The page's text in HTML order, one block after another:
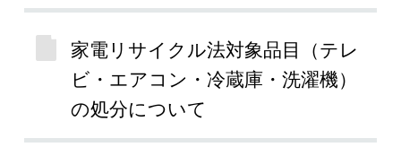
家電リサイクル法対象品目（テレ
ビ・エアコン・冷蔵庫・洗濯機）
の処分について